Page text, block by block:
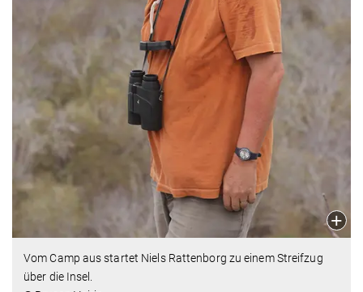
Vom Camp aus startet Niels Rattenborg zu einem Streifzug
über die Insel.